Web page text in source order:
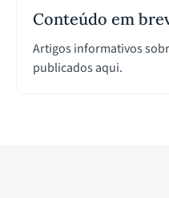
Conteúdo em
Artigos informativos
publicados aqui.